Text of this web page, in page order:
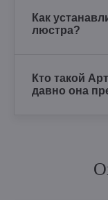
Как
люстра?
Кто такой
давно она